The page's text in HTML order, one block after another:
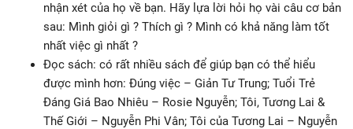
nhận xét của họ về bạn. Hãy lựa lời hỏi họ vài câu cơ bản
sau: Mình giỏi gì ? Thích gì ? Mình có khả năng làm tốt
nhất việc gì nhất ?
Đọc sách: có rất nhiều sách để giúp bạn có thể hiểu
được mình hơn: Đúng việc – Giản Tư Trung; Tuổi Trẻ
Đáng Giá Bao Nhiêu – Rosie Nguyễn; Tôi, Tương Lai &
Thế Giới – Nguyễn Phi Vân; Tôi của Tương Lai – Nguyễn